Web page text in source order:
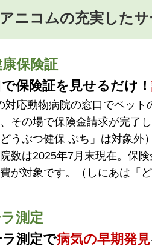
アニコムの充実したサ
康保険証
保険証を見せるだけ！
対応動物病院の窓口でペット
その場で保険金請求が完了
うぶつ健保 ぷち」は対象外）
数は2025年7月末現在。保
が対象です。（しにあは「
測定
測定で病気の早期発見